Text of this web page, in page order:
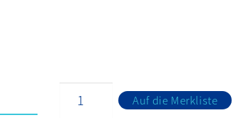
Auf die Merkliste